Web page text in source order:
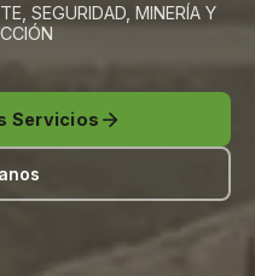
SEGURIDAD, MINERÍA Y
Servicios